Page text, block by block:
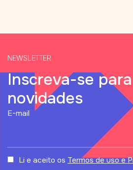
NEWSLETTER
Inscreva-se
novidades
status
E-mail
Li e aceito os Termos de uso e